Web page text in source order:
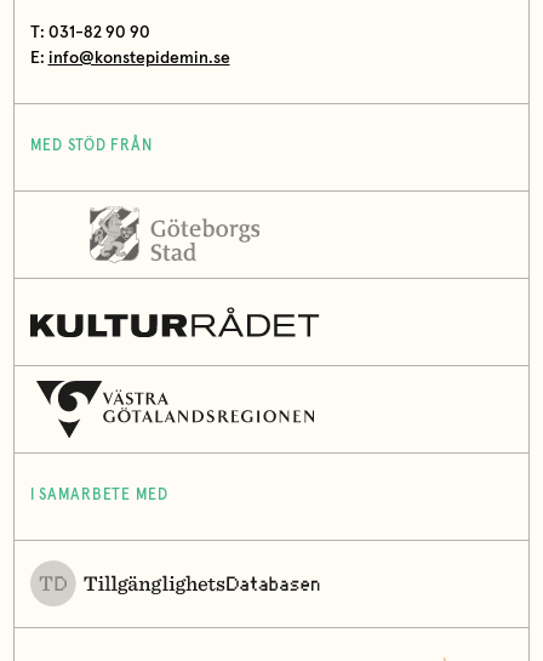
T: 031-82 90 90
E: info@konstepidemin.se
MED STÖD FRÅN
I SAMARBETE MED